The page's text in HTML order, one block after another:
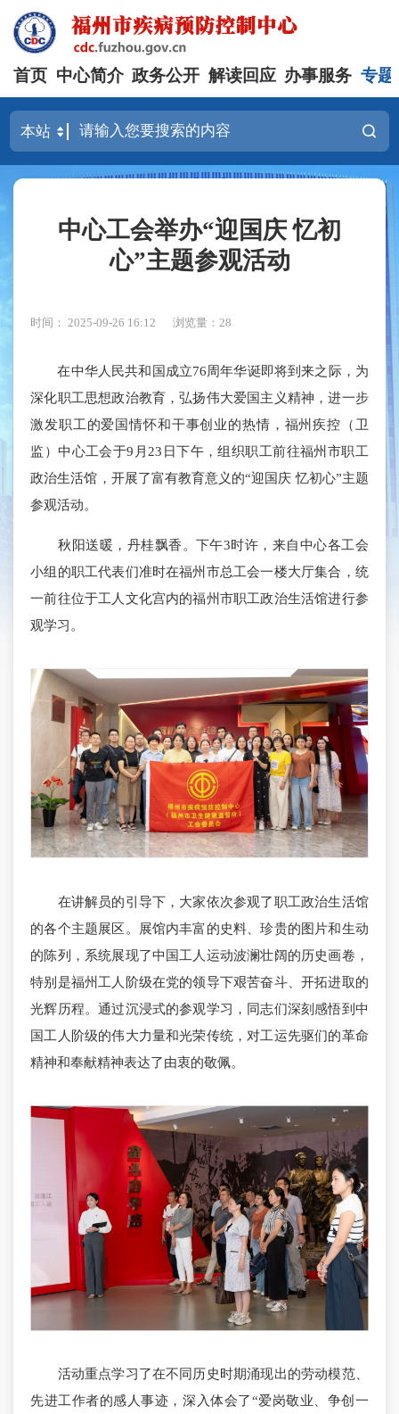
首页 中心简介 政务公开 解读回应 办事服务 专题
中心工会举办“迎国庆 忆初
心”主题参观活动
时间： 2025-09-26 16:12 浏览量：28
在中华人民共和国成立76周年华诞即将到来之际，为
深化职工思想政治教育，弘扬伟大爱国主义精神，进一步
激发职工的爱国情怀和干事创业的热情，福州疾控（卫
监）中心工会于9月23日下午，组织职工前往福州市职工
政治生活馆，开展了富有教育意义的“迎国庆 忆初心”主题
参观活动。
秋阳送暖，丹桂飘香。下午3时许，来自中心各工会
小组的职工代表们准时在福州市总工会一楼大厅集合，统
一前往位于工人文化宫内的福州市职工政治生活馆进行参
观学习。
在讲解员的引导下，大家依次参观了职工政治生活馆
的各个主题展区。展馆内丰富的史料、珍贵的图片和生动
的陈列，系统展现了中国工人运动波澜壮阔的历史画卷，
特别是福州工人阶级在党的领导下艰苦奋斗、开拓进取的
光辉历程。通过沉浸式的参观学习，同志们深刻感悟到中
国工人阶级的伟大力量和光荣传统，对工运先驱们的革命
精神和奉献精神表达了由衷的敬佩。
活动重点学习了在不同历史时期涌现出的劳动模范、
先进工作者的感人事迹，深入体会了“爱岗敬业、争创一